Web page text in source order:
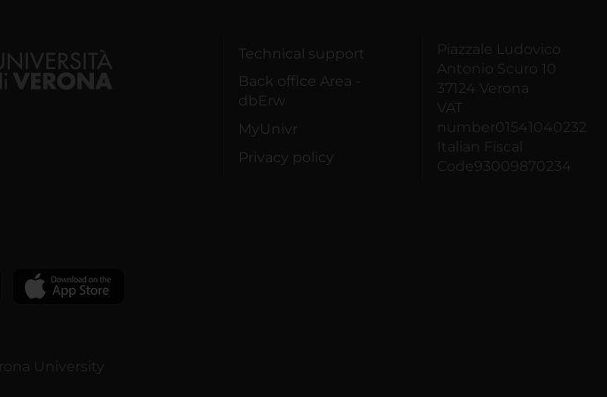
Technical support
Back office Area -
dbErw
MyUnivr
Privacy policy
Piazzale Ludovico
Antonio Scuro 10
37124 Verona
VAT
number01541040232
Italian Fiscal
Code93009870234
University